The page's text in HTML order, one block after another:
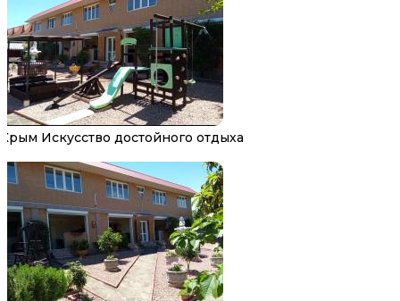
Крым Искусство достойного отдыха